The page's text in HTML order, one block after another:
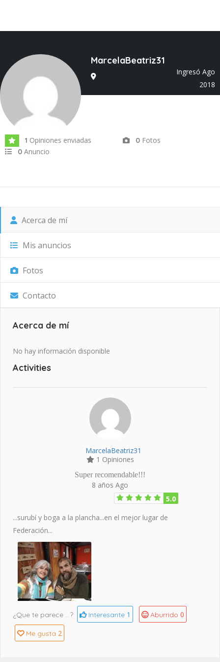
MarcelaBeatriz31
Ingresó Ago
2018
1 Opiniones enviadas 0 Fotos
0 Anuncio
Acerca de mí
Mis anuncios
Fotos
Contacto
Acerca de mí
No hay información disponible
Activities
MarcelaBeatriz31
1 Opiniones
Super recomendable!!!
8 años Ago
5.0
...surubí y boga a la plancha...en el mejor lugar de
Federación...
¿Que te parece ...? Interesante 1 Aburrido 0
Me gusta 2